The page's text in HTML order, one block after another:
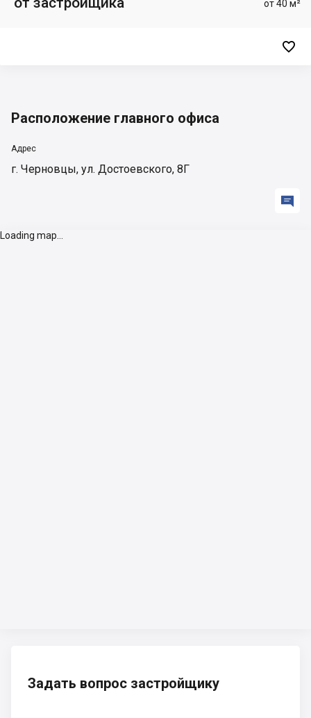
от 40 м²

Расположение главного офиса
Адрес
г. Черновцы, ул. Достоевского, 8Г

Loading map...
Задать вопрос застройщику